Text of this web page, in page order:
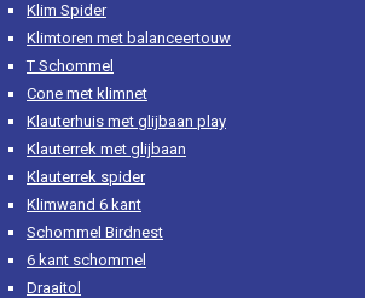
Klim Spider
Klimtoren met balanceertouw
T Schommel
Cone met klimnet
Klauterhuis met glijbaan play
Klauterrek met glijbaan
Klauterrek spider
Klimwand 6 kant
Schommel Birdnest
6 kant schommel
Draaitol